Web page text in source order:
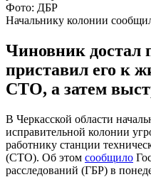
Фото: ДБР
Начальнику колонии
Чиновник достал
приставил его к
СТО, а затем
В Черкасской области
исправительной колонии
работнику станции
(СТО). Об этом сообщило
расследований (ГБР) в